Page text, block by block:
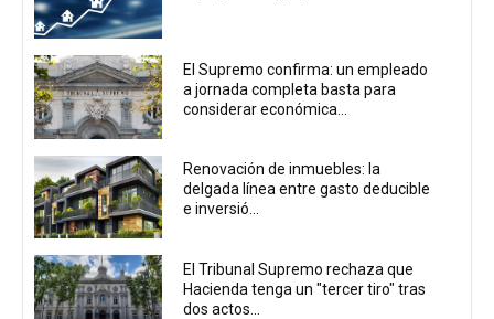
El Supremo confirma: un empleado
a jornada completa basta para
considerar económica...
Renovación de inmuebles: la
delgada línea entre gasto deducible
e inversió...
El Tribunal Supremo rechaza que
Hacienda tenga un "tercer tiro" tras
dos actos...